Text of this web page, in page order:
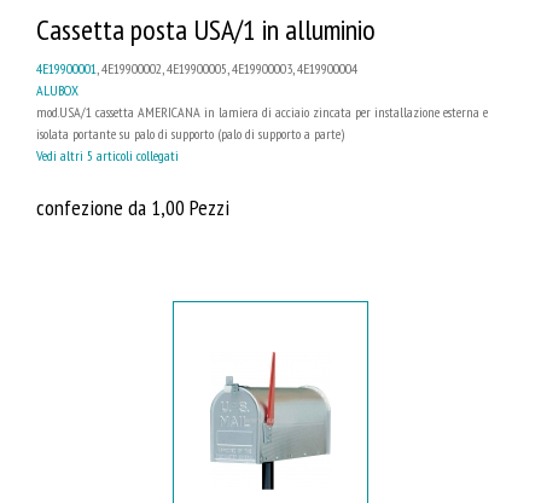
Cassetta posta USA/1 in alluminio
4E19900001 , 4E19900002, 4E19900005, 4E19900003, 4E19900004
ALUBOX
mod.USA/1 cassetta AMERICANA in lamiera di acciaio zincata per installazione esterna e
isolata portante su palo di supporto (palo di supporto a parte)
Vedi altri 5 articoli collegati
confezione da 1,00 Pezzi